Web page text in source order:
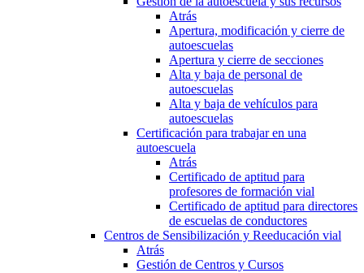
Atrás
Apertura, modificación y cierre de
autoescuelas
Apertura y cierre de secciones
Alta y baja de personal de
autoescuelas
Alta y baja de vehículos para
autoescuelas
Certificación para trabajar en una
autoescuela
Atrás
Certificado de aptitud para
profesores de formación vial
Certificado de aptitud para directores
de escuelas de conductores
Centros de Sensibilización y Reeducación vial
Atrás
Gestión de Centros y Cursos